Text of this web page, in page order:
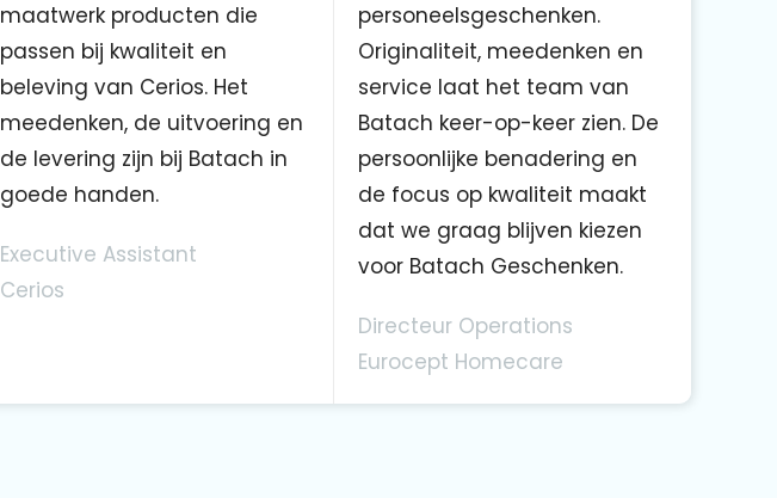
maatwerk producten die
passen bij kwaliteit en
beleving van Cerios. Het
meedenken, de uitvoering en
de levering zijn bij Batach in
goede handen.
Executive Assistant
Cerios
personeelsgeschenken.
Originaliteit, meedenken en
service laat het team van
Batach keer-op-keer zien. De
persoonlijke benadering en
de focus op kwaliteit maakt
dat we graag blijven kiezen
voor Batach Geschenken.
Directeur Operations
Eurocept Homecare